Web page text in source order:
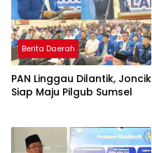
Berita Daerah
PAN Linggau Dilantik, Joncik
Siap Maju Pilgub Sumsel